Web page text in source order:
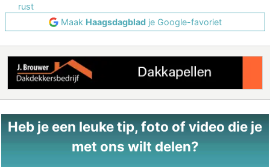
rust
Maak Haagsdagbladje Google-favoriet
Heb je een leuke tip, foto of video die je
met ons wilt delen?